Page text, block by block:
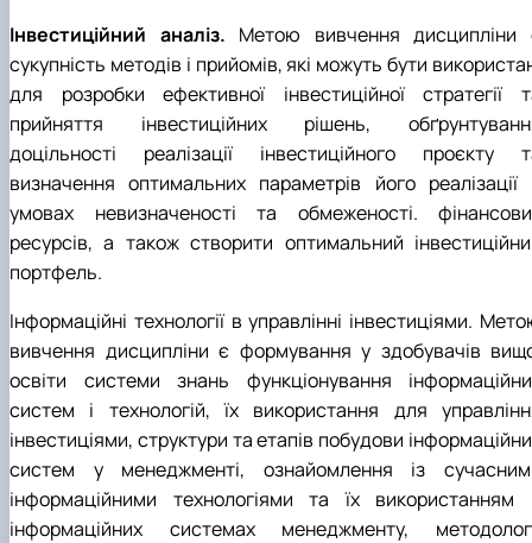
Інвестиційний аналіз. Метою вивчення дисципліни
сукупність методів і прийомів, які можуть бути
для розробки ефективної інвестиційної стратегії
прийняття інвестиційних рішень,
доцільності реалізації інвестиційного проєкту
визначення оптимальних параметрів його реалізації
умовах невизначеності та обмеженості.
ресурсів, а також створити оптимальний
портфель.
Інформаційні технології в управлінні інвестиціями.
вивчення дисципліни є формування у здобувачів
освіти системи знань функціонування
систем і технологій, їх використання для
інвестиціями, структури та етапів побудови
систем у менеджменті, ознайомлення із
інформаційними технологіями та їх використанням
інформаційних системах менеджменту,